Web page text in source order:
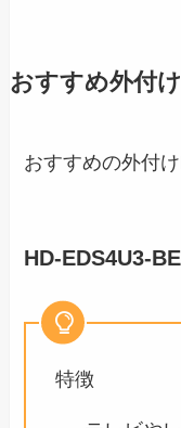
おすすめ外付
おすすめの外付
HD-EDS4U3-
特徴